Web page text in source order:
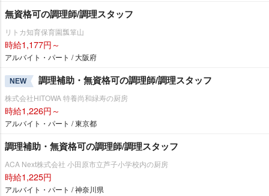
無資格可の調理師/調理スタッフ
リトカ知育保育園瓢箪山
時給1,177円～
アルバイト・パート / 大阪府
NEW 調理補助・無資格可の調理師/調理スタッフ
株式会社HITOWA 特養尚和緑寿の厨房
時給1,226円～
アルバイト・パート / 東京都
調理補助・無資格可の調理師/調理スタッフ
ACA Next株式会社 小田原市立芦子小学校内の厨房
時給1,225円
アルバイト・パート / 神奈川県